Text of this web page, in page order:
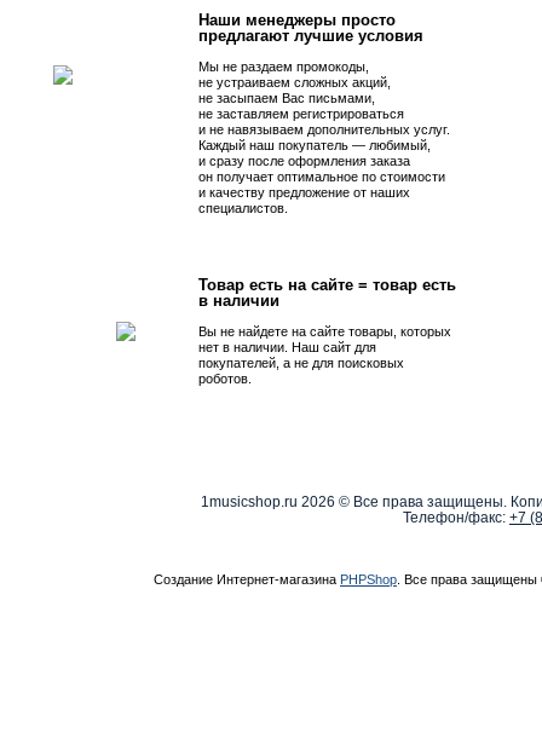
Наши менеджеры просто
предлагают лучшие условия
Мы не раздаем промокоды,
не устраиваем сложных акций,
не засыпаем Вас письмами,
не заставляем регистрироваться
и не навязываем дополнительных услуг.
Каждый наш покупатель — любимый,
и сразу после оформления заказа
он получает оптимальное по стоимости
и качеству предложение от наших
специалистов.
Товар есть на сайте = товар есть
в наличии
Вы не найдете на сайте товары, которых
нет в наличии. Наш сайт для
покупателей, а не для поисковых
роботов.
1musicshop.ru 2026 © Все права защищены.
Телефон/факс: +7
Создание Интернет-магазина PHPShop . Все права защищены